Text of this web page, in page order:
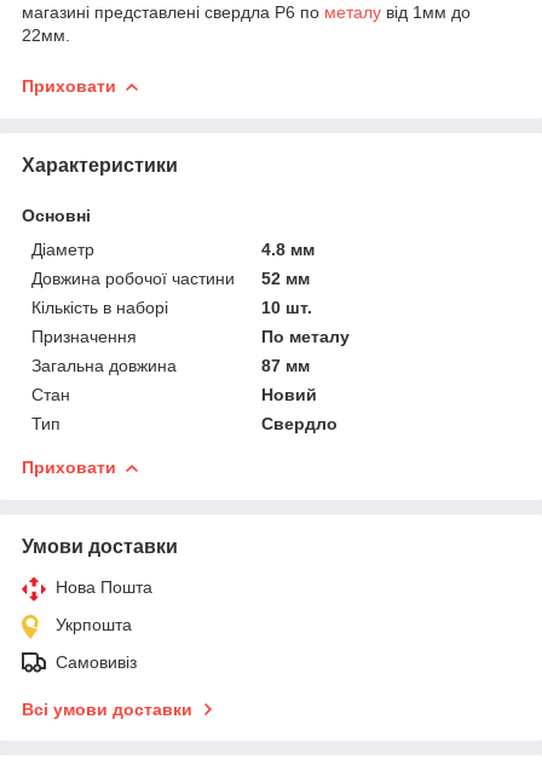
магазині представлені свердла Р6 по металу від 1мм до
22мм.
Приховати
Характеристики
Основні
Діаметр
4.8 мм
Довжина робочої частини
52 мм
Кількість в наборі
10 шт.
Призначення
По металу
Загальна довжина
87 мм
Стан
Новий
Тип
Свердло
Приховати
Умови доставки
Нова Пошта
Укрпошта
Самовивіз
Всі умови доставки